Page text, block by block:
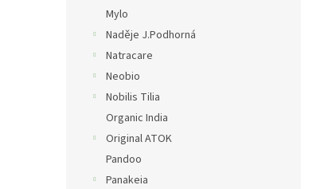
Mylo
Naděje J.Podhorná
Natracare
Neobio
Nobilis Tilia
Organic India
Original ATOK
Pandoo
Panakeia